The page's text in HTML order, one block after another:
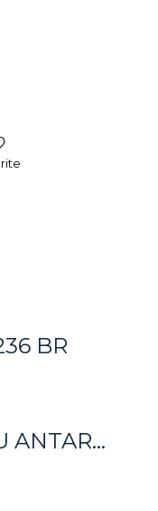
BR
BENETEAU ANTARES 6.80 – 2014 – MOTOR FUERABORDA SUZUKI DF115A CV – 430 HORAS – EXCELENTE ESTADO